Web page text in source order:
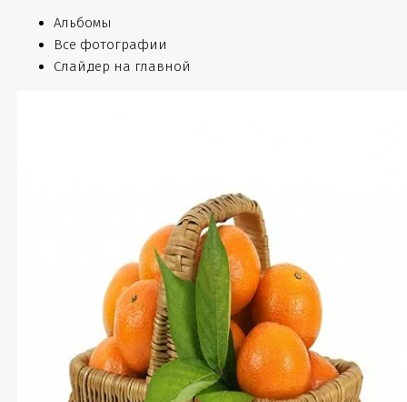
Альбомы
Все фотографии
Слайдер на главной